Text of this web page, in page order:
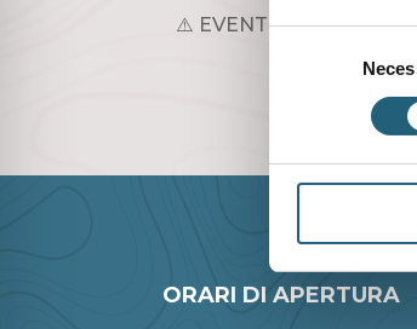
⚠️ EVENTO
ORARI DI APERTURA